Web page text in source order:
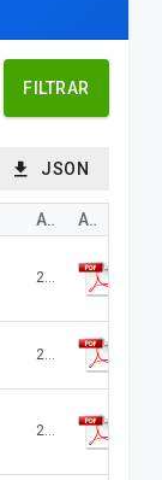
FILTRAR
JSON
Ano Arquivo
2026
2026
2026